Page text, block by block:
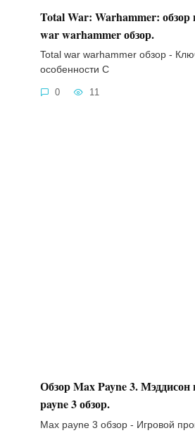
Total War: Warhammer: обзор
war warhammer обзор.
Total war warhammer обзор -
особенности C
0 11
Обзор Max Payne 3. Мэддисон
payne 3 обзор.
Max payne 3 обзор - Игровой